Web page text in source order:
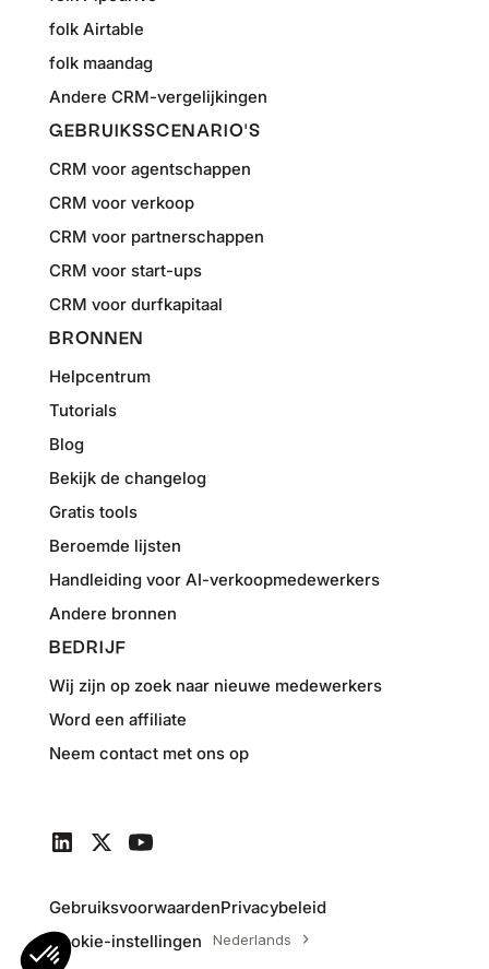
folk Airtable
folk maandag
Andere CRM-vergelijkingen
GEBRUIKSSCENARIO'S
CRM voor agentschappen
CRM voor verkoop
CRM voor partnerschappen
CRM voor start-ups
CRM voor durfkapitaal
BRONNEN
Helpcentrum
Tutorials
Blog
Bekijk de changelog
Gratis tools
Beroemde lijsten
Handleiding voor AI-verkoopmedewerkers
Andere bronnen
BEDRIJF
Wij zijn op zoek naar nieuwe medewerkers
Word een affiliate
Neem contact met ons op
GebruiksvoorwaardenPrivacybeleid
Cookie-instellingen
Nederlands